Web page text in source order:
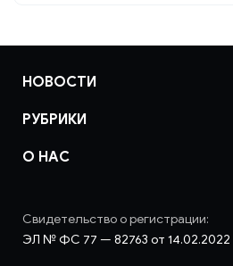
НОВОСТИ
РУБРИКИ
О НАС
Свидетельство о регистрации:
ЭЛ № ФС 77 — 82763 от 14.02.2022